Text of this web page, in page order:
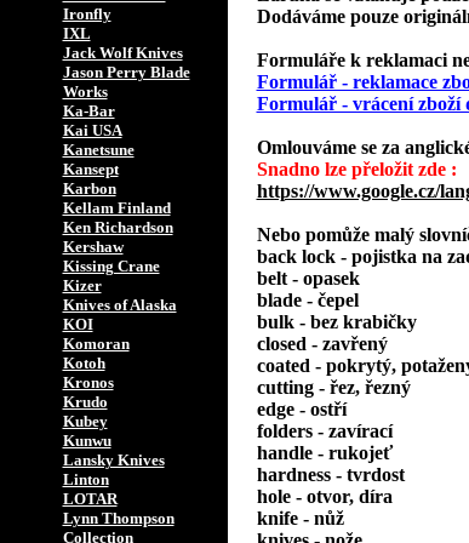
Ironfly
IXL
Jack Wolf Knives
Jason Perry Blade
Works
Ka-Bar
Kai USA
Kanetsune
Kansept
Karbon
Kellam Finland
Ken Richardson
Kershaw
Kissing Crane
Kizer
Knives of Alaska
KOI
Komoran
Kotoh
Kronos
Krudo
Kubey
Kunwu
Lansky Knives
Linton
LOTAR
Lynn Thompson
Collection
Dodáváme pouze
Formuláře k reklamaci
Formulář - reklamace
Formulář - vrácení zboží
Omlouváme se za
Snadno lze přeložit zde :
https://www.google.cz/
Nebo pomůže malý
back lock - pojistka na
belt - opasek
blade - čepel
bulk - bez krabičky
closed - zavřený
coated - pokrytý,
cutting - řez, řezný
edge - ostří
folders - zavírací
handle - rukojeť
hardness - tvrdost
hole - otvor, díra
knife - nůž